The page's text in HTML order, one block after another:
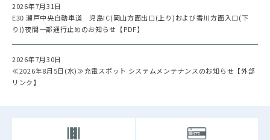
2026年7月31日
E30 瀬戸中央自動車道 児島IC(岡山方面出口(上り)および香川方面入口(下
り))夜間一部通行止めのお知らせ【PDF】
2026年7月30日
≪2026年8月5日(水)≫充電スポット システムメンテナンスのお知らせ【外部
リンク】